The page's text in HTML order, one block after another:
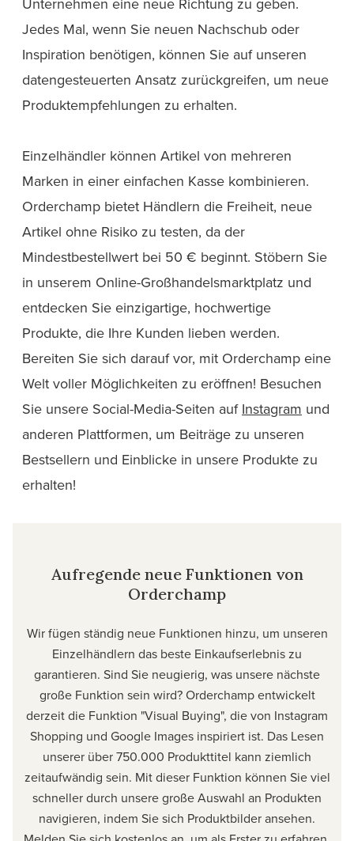
Jedes Mal, wenn Sie neuen Nachschub oder
Inspiration benötigen, können Sie auf unseren
datengesteuerten Ansatz zurückgreifen, um neue
Produktempfehlungen zu erhalten.
Einzelhändler können Artikel von mehreren
Marken in einer einfachen Kasse kombinieren.
Orderchamp bietet Händlern die Freiheit, neue
Artikel ohne Risiko zu testen, da der
Mindestbestellwert bei 50 € beginnt. Stöbern Sie
in unserem Online-Großhandelsmarktplatz und
entdecken Sie einzigartige, hochwertige
Produkte, die Ihre Kunden lieben werden.
Bereiten Sie sich darauf vor, mit Orderchamp eine
Welt voller Möglichkeiten zu eröffnen! Besuchen
Sie unsere Social-Media-Seiten auf Instagram und
anderen Plattformen, um Beiträge zu unseren
Bestsellern und Einblicke in unsere Produkte zu
erhalten!
Aufregende neue Funktionen von
Orderchamp
Wir fügen ständig neue Funktionen hinzu, um unseren
Einzelhändlern das beste Einkaufserlebnis zu
garantieren. Sind Sie neugierig, was unsere nächste
große Funktion sein wird? Orderchamp entwickelt
derzeit die Funktion "Visual Buying", die von Instagram
Shopping und Google Images inspiriert ist. Das Lesen
unserer über 750.000 Produkttitel kann ziemlich
zeitaufwändig sein. Mit dieser Funktion können Sie viel
schneller durch unsere große Auswahl an Produkten
navigieren, indem Sie sich Produktbilder ansehen.